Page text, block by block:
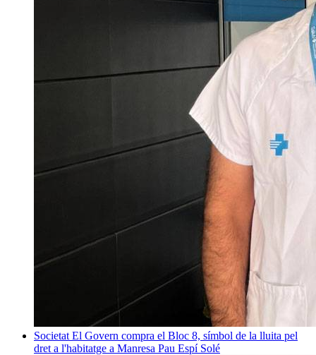
Societat El Govern compra el Bloc 8, símbol de la lluita pel
dret a l'habitatge a Manresa Pau Espí Solé